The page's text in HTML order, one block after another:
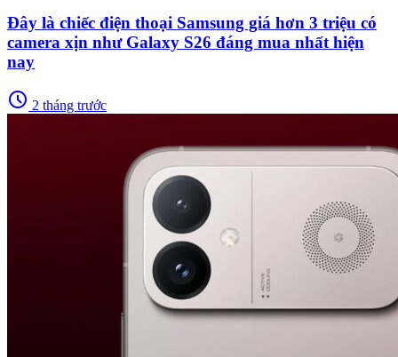
Đây là chiếc điện thoại Samsung giá hơn 3 triệu có
camera xịn như Galaxy S26 đáng mua nhất hiện
nay
schedule 2 tháng trước